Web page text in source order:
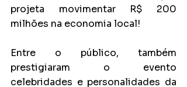
projeta movimentar R$ 200
milhões na economia local!
Entre o público, também
prestigiaram o evento
celebridades e personalidades da